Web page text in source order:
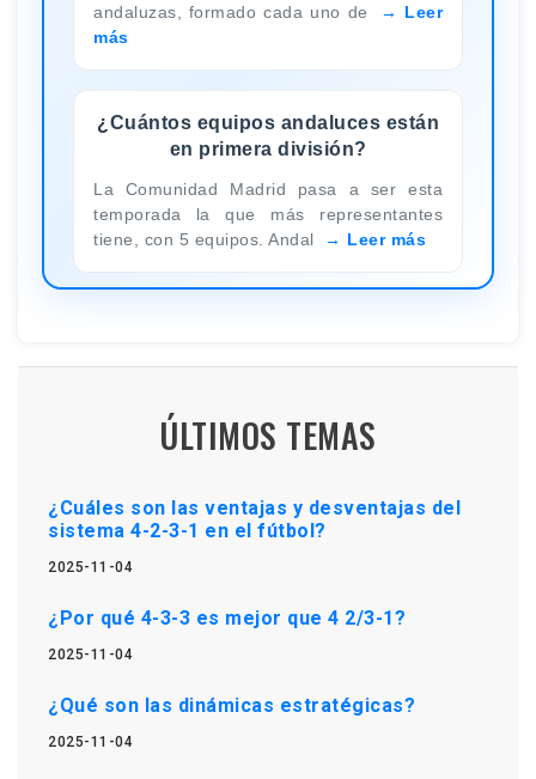
andaluzas, formado cada uno de
Leer
más
¿Cuántos equipos andaluces están
en primera división?
La Comunidad Madrid pasa a ser esta
temporada la que más representantes
tiene, con 5 equipos. Andal
Leer más
ÚLTIMOS TEMAS
¿Cuáles son las ventajas y desventajas del
sistema 4-2-3-1 en el fútbol?
2025-11-04
¿Por qué 4-3-3 es mejor que 4 2/3-1?
2025-11-04
¿Qué son las dinámicas estratégicas?
2025-11-04